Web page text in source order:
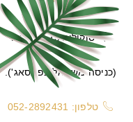
סוקולוב 13, הרצליה
(כניסה משמאל בפאסאג').
טלפון: 052-2892431